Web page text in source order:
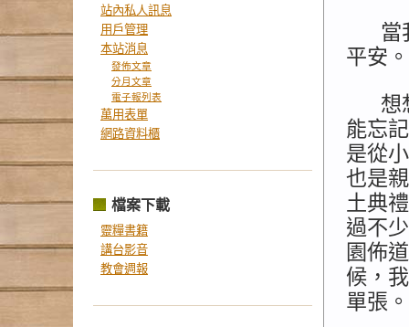
站內私人訊息
用戶管理
本站消息
發佈文章
分月文章
電子報列表
萬用表單
網路資料櫃
檔案下載
靈糧書籍
講台影音
教會週報
當
平安
想
能忘
是從
也是
土典
過不
園佈
候，
單張。